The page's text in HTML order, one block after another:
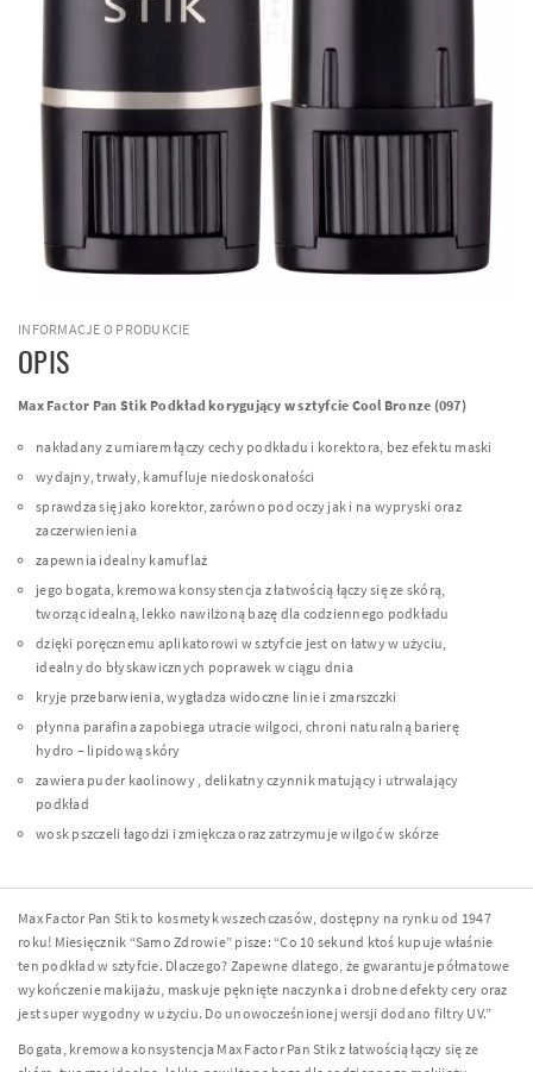
INFORMACJE O PRODUKCIE
OPIS
Max Factor Pan Stik Podkład korygujący w sztyfcie Cool Bronze (097)
nakładany z umiarem łączy cechy podkładu i korektora, bez efektu maski
wydajny, trwały, kamufluje niedoskonałości
sprawdza się jako korektor, zarówno pod oczy jak i na wypryski oraz
zaczerwienienia
zapewnia idealny kamuflaż
jego bogata, kremowa konsystencja z łatwością łączy się ze skórą,
tworząc idealną, lekko nawilżoną bazę dla codziennego podkładu
dzięki poręcznemu aplikatorowi w sztyfcie jest on łatwy w użyciu,
idealny do błyskawicznych poprawek w ciągu dnia
kryje przebarwienia, wygładza widoczne linie i zmarszczki
płynna parafina zapobiega utracie wilgoci, chroni naturalną barierę
hydro – lipidową skóry
zawiera puder kaolinowy , delikatny czynnik matujący i utrwalający
podkład
wosk pszczeli łagodzi i zmiękcza oraz zatrzymuje wilgoć w skórze
Max Factor Pan Stik to kosmetyk wszechczasów, dostępny na rynku od 1947
roku! Miesięcznik “Samo Zdrowie” pisze: “Co 10 sekund ktoś kupuje właśnie
ten podkład w sztyfcie. Dlaczego? Zapewne dlatego, że gwarantuje półmatowe
wykończenie makijażu, maskuje pęknięte naczynka i drobne defekty cery oraz
jest super wygodny w użyciu. Do unowocześnionej wersji dodano filtry UV.”
Bogata, kremowa konsystencja Max Factor Pan Stik z łatwością łączy się ze